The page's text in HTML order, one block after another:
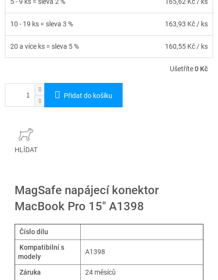
5 - 9 ks = sleva 2 % 165,62 Kč/ ks
10 - 19 ks = sleva 3 % 163,93 Kč/ ks
20 a více ks = sleva 5 % 160,55 Kč/ ks
Ušetříte0 Kč
Přidat do košíku
HLÍDAT
MagSafe napájecí konektor
MacBook Pro 15" A1398
Číslo dílu
Kompatibilní s
modely
A1398
Záruka 24 měsíců